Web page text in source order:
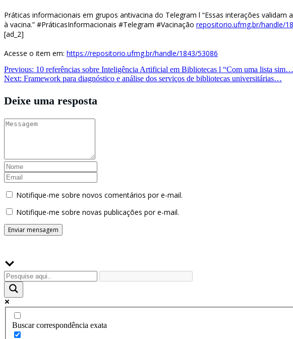
Práticas informacionais em grupos antivacina do Telegram l “Essas interações
à vacina.” #PráticasInformacionais #Telegram #Vacinação repositorio.ufmg.br/handle/
[ad_2]
Acesse o item em: https://repositorio.ufmg.br/handle/1843/53086
Navegação
de
Post
Previous: 10 referências sobre Inteligência Artificial em Bibliotecas l “Com uma lista sim…
Next: Framework para diagnóstico e análise dos serviços de bibliotecas universitárias…
Deixe uma resposta
Notifique-me sobre novos comentários por e-mail.
Notifique-me sobre novas publicações por e-mail.
Buscar correspondência exata